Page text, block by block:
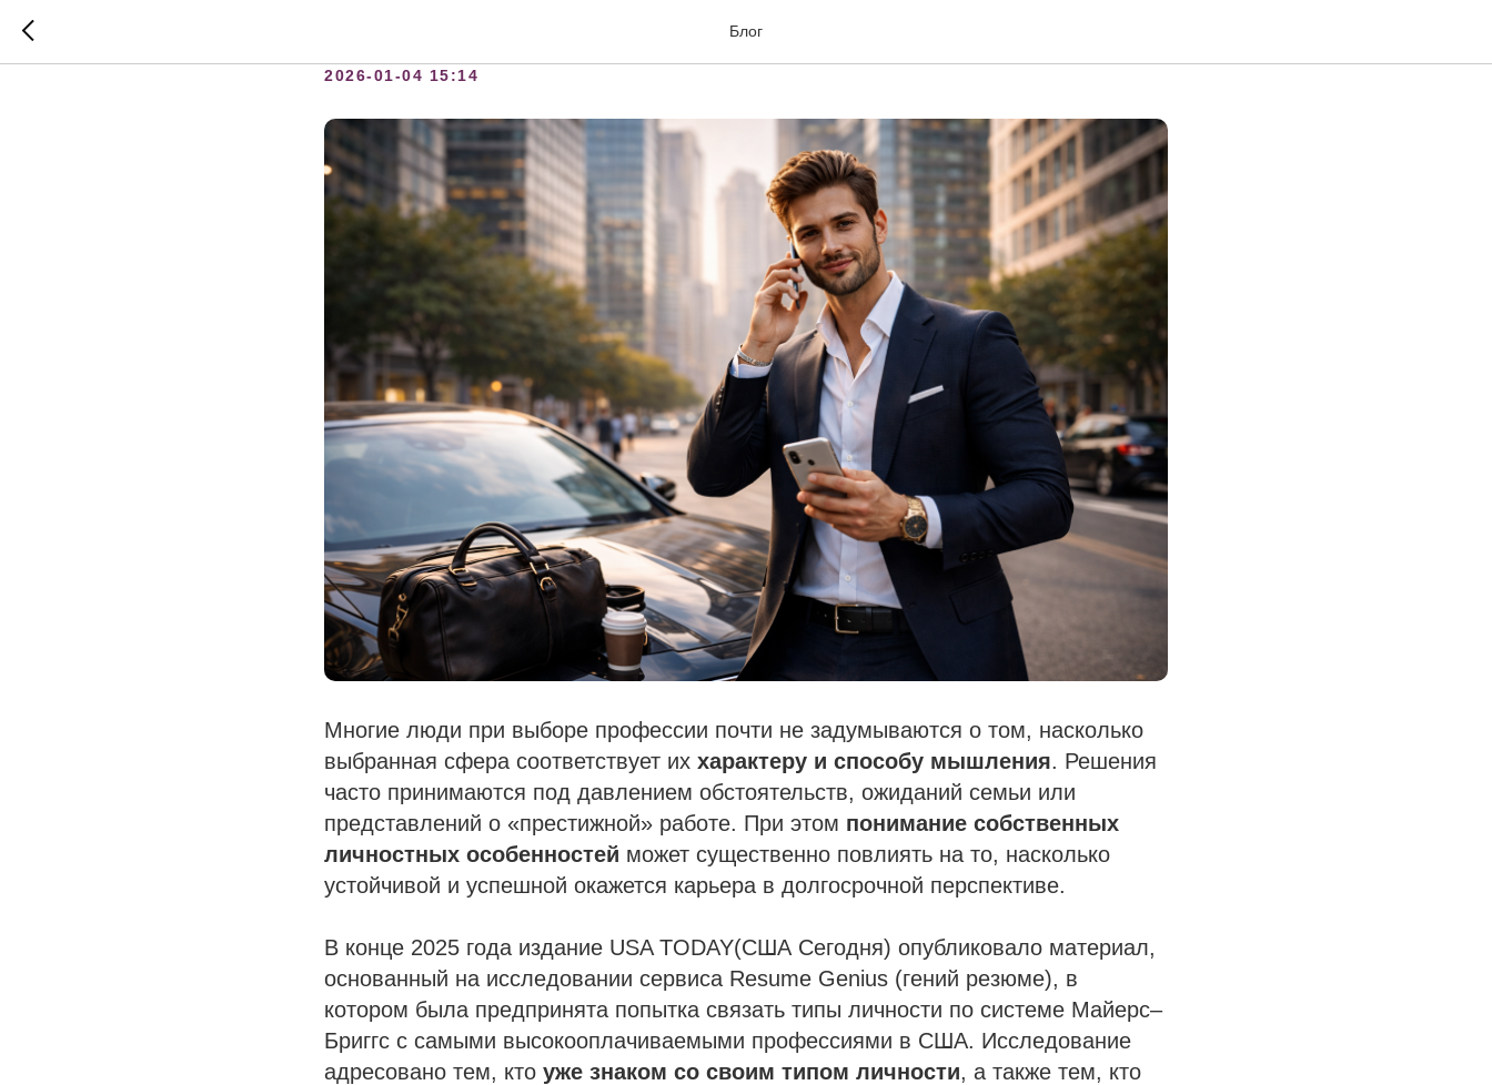
Блог
2026-01-04 15:14
Многие люди при выборе профессии почти не задумываются о том, насколько
выбранная сфера соответствует их характеру и способу мышления. Решения
часто принимаются под давлением обстоятельств, ожиданий семьи или
представлений о «престижной» работе. При этом понимание собственных
личностных особенностей может существенно повлиять на то, насколько
устойчивой и успешной окажется карьера в долгосрочной перспективе.
В конце 2025 года издание USA TODAY(США Сегодня) опубликовало материал,
основанный на исследовании сервиса Resume Genius (гений резюме), в
котором была предпринята попытка связать типы личности по системе Майерс–
Бриггс с самыми высокооплачиваемыми профессиями в США. Исследование
адресовано тем, кто уже знаком со своим типом личности, а также тем, кто